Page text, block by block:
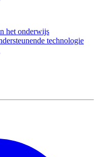
het onderwijs
technologie